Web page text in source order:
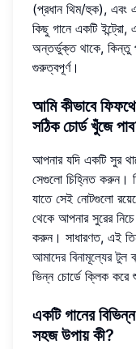
(প্রধান থিম/হুক), এবং
কিছু গানে একটি
অন্তর্ভুক্ত থাকে, কিন্তু
গুরুত্বপূর্ণ।
আমি কীভাবে
সঠিক চোর্ড খুঁজে
আপনার যদি একটি সুর
সেগুলো চিহ্নিত করুন।
যাতে সেই নোটগুলো
থেকে আপনার সুরের
করুন। সাধারণত, এই
আমাদের বিনামূল্যের টুল
ভিন্ন চোর্ডে ক্লিক করে
একটি গানের
সহজ উপায় কী?